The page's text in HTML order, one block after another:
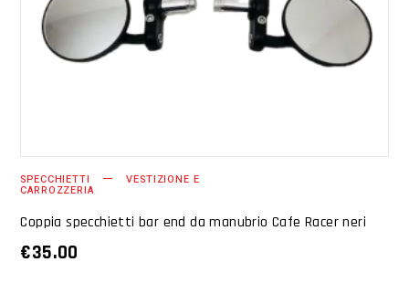
AGGIUNGI AL CARRELLO
SPECCHIETTI VESTIZIONE E
CARROZZERIA
Coppia specchietti bar end da manubrio Cafe Racer neri
€35.00